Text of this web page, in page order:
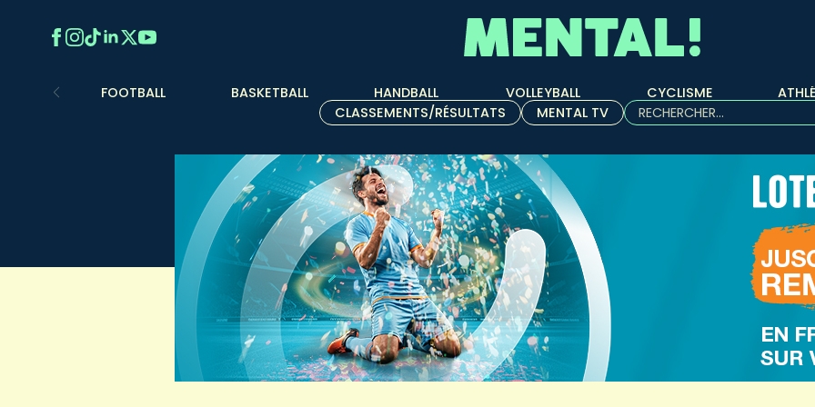
FOOTBALL BASKETBALL HANDBALL VOLLEYBALL CYCLISME
CLASSEMENTS/RÉSULTATS
MENTAL TV
Rechercher :